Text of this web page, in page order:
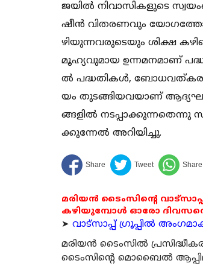
ജ​​​യി​​​ൽ നി​​​വാ​​​സി​​​ക​​​ളു​​​ടെ
ഷീ​​ൻ വി​​​ത​​​ര​​​ണ​​​വും
ഴി​​​യു​​​ന്ന​​​വ​​​രു​​​ടെ​​യും ശി​​​ക്ഷ
മൂ​​​ഹ്യ​​​വു​​​മാ​​​യ ഉ​​​ന്ന​​​മ​​​ന​​​മാ​​​ണ്
ൽ പ​​​ദ്ധ​​​തി​​​ക​​​ൾ,
യം തു​​​ട​​​ങ്ങി​​​യ​​​വ​​​യാ​​​ണ്
ങ്ങ​​​ളി​​​ൽ ന​​​ട​​​പ്പാ​​​ക്കു​​​ന്ന​​​തെ​​​ന്നു
ക്കു​​​ന്നേ​​​ൽ അ​​​റി​​​യി​​​ച്ചു.
മരിയൻ ടൈംസിന്റെ
കഴിയുമ്പോൾ ഓരോ
➤ വാട്സാപ്പ് ഗ്രൂപ്പിൽ
മരിയന്‍ ടൈംസില്‍
ടൈംസിന്റെ മൊബൈല്‍